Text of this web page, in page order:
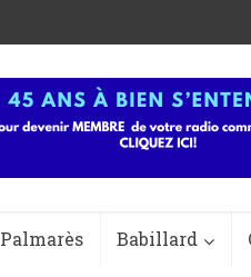
Palmarès Babillard